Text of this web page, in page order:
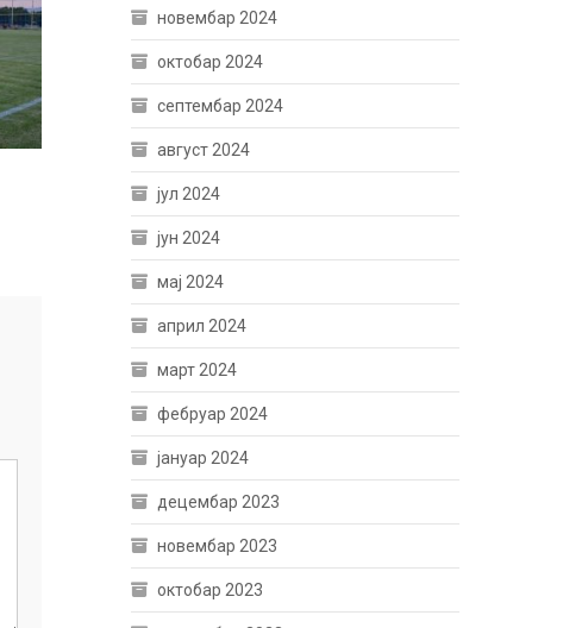
новембар 2024
октобар 2024
септембар 2024
август 2024
јул 2024
јун 2024
мај 2024
април 2024
март 2024
фебруар 2024
јануар 2024
децембар 2023
новембар 2023
октобар 2023